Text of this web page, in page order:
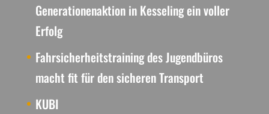
Generationenaktion in Kesseling ein voller
Erfolg
Fahrsicherheitstraining des Jugendbüros
macht fit für den sicheren Transport
KUBI